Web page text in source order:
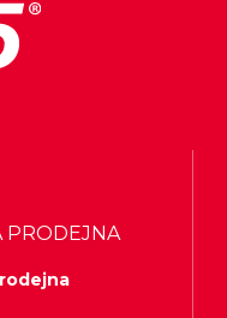
PRODEJNA